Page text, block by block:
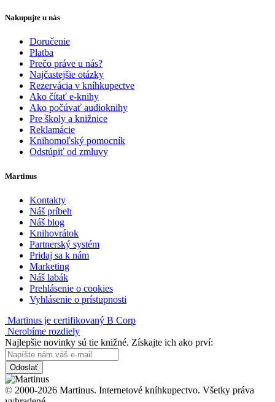
Nakupujte u nás
Doručenie
Platba
Prečo práve u nás?
Najčastejšie otázky
Rezervácia v kníhkupectve
Ako čítať e-knihy
Ako počúvať audioknihy
Pre školy a knižnice
Reklamácie
Knihomoľský pomocník
Odstúpiť od zmluvy
Martinus
Kontakty
Náš príbeh
Náš blog
Knihovrátok
Partnerský systém
Pridaj sa k nám
Marketing
Náš labák
Prehlásenie o cookies
Vyhlásenie o prístupnosti
Martinus je certifikovaný B Corp
Nerobíme rozdiely
Najlepšie novinky sú tie knižné. Získajte ich ako prví:
Odoslať
© 2000-2026 Martinus. Internetové kníhkupectvo. Všetky práva